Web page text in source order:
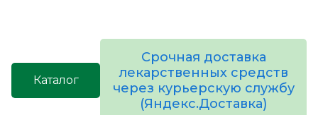
Каталог
Срочная доставка
лекарственных средств
через курьерскую службу
(Яндекс.Доставка)